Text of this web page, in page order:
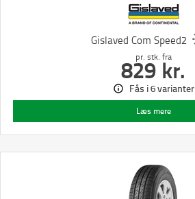
Gislaved Com Speed2
pr. stk. fra
829 kr.
Fås i 6 varianter
Læs mere